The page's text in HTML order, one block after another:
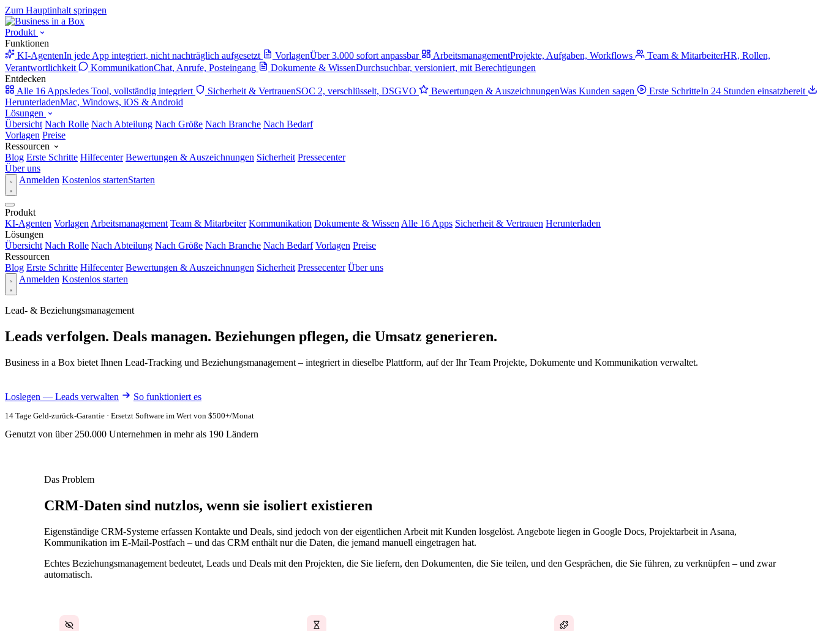
Zum Hauptinhalt springen
Produkt
Funktionen
KI-AgentenIn jede App integriert, nicht nachträglich aufgesetzt VorlagenÜber 3.000 sofort anpassbar ArbeitsmanagementProjekte, Aufgaben, Workflows Team & MitarbeiterHR, Rollen,
Verantwortlichkeit
KommunikationChat, Anrufe, Posteingang Dokumente & WissenDurchsuchbar, versioniert, mit Berechtigungen
Entdecken
Alle 16 AppsJedes Tool, vollständig integriert Sicherheit & VertrauenSOC 2, verschlüsselt, DSGVO Bewertungen & AuszeichnungenWas Kunden sagen Erste SchritteIn 24 Stunden einsatzbereit
HerunterladenMac, Windows, iOS & Android
Lösungen
Übersicht Nach Rolle Nach Abteilung Nach Größe Nach Branche Nach Bedarf
Vorlagen Preise
Ressourcen
Blog Erste Schritte Hilfecenter Bewertungen & Auszeichnungen Sicherheit Pressecenter
Über uns
Anmelden Kostenlos startenStarten
Produkt
KI-Agenten Vorlagen Arbeitsmanagement Team & Mitarbeiter Kommunikation Dokumente & Wissen Alle 16 Apps Sicherheit & Vertrauen Herunterladen
Lösungen
Übersicht Nach Rolle Nach Abteilung Nach Größe Nach Branche Nach Bedarf Vorlagen Preise
Ressourcen
Blog Erste Schritte Hilfecenter Bewertungen & Auszeichnungen Sicherheit Pressecenter Über uns
Anmelden Kostenlos starten
Lead- & Beziehungsmanagement
Leads verfolgen. Deals managen. Beziehungen pflegen, die Umsatz generieren.
Business in a Box bietet Ihnen Lead-Tracking und Beziehungsmanagement – integriert in dieselbe Plattform, auf der Ihr Team Projekte, Dokumente und Kommunikation verwaltet.
Loslegen — Leads verwalten So funktioniert es
14 Tage Geld-zurück-Garantie · Ersetzt Software im Wert von $500+/Monat
Genutzt von über 250.000 Unternehmen in mehr als 190 Ländern
Das Problem
CRM-Daten sind nutzlos, wenn sie isoliert existieren
Eigenständige CRM-Systeme erfassen Kontakte und Deals, sind jedoch von der eigentlichen Arbeit mit Kunden losgelöst. Angebote liegen in Google Docs, Projektarbeit in Asana,
Kommunikation im E-Mail-Postfach – und das CRM enthält nur die Daten, die jemand manuell eingetragen hat.
Echtes Beziehungsmanagement bedeutet, Leads und Deals mit den Projekten, die Sie liefern, den Dokumenten, die Sie teilen, und den Gesprächen, die Sie führen, zu verknüpfen – und zwar
automatisch.